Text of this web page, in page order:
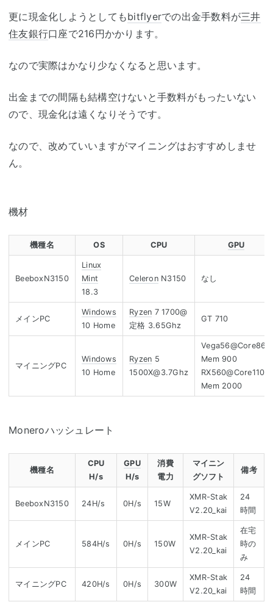
更に現金化しようとしてもbitflyerでの出金手数料が三井
住友銀行口座で216円かかります。
なので実際はかなり少なくなると思います。
出金までの間隔も結構空けないと手数料がもったいない
ので、現金化は遠くなりそうです。
なので、改めていいますがマイニングはおすすめしませ
ん。
機材
機種名 OS CPU GPU
BeeboxN3150
Linux
Mint
18.3
CeleronN3150 なし
メインPC
Windows
10 Home
Ryzen 7 1700@
定格 3.65Ghz
GT 710
マイニングPC
Windows
10 Home
Ryzen 5
1500X@3.7Ghz
Vega56@Core860
Mem 900
RX560@Core1100
Mem 2000
Moneroハッシュレート
機種名
CPU
H/s
GPU
H/s
消費
電力
マイニン
グソフト
備考
BeeboxN3150 24H/s 0H/s 15W
XMR-Stak
V2.20_kai
24
時間
メインPC 584H/s 0H/s 150W
XMR-Stak
V2.20_kai
在宅
時の
み
マイニングPC 420H/s 0H/s 300W
XMR-Stak
V2.20_kai
24
時間